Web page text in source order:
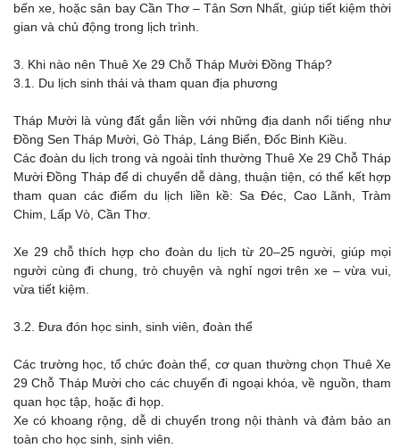
bến xe, hoặc sân bay Cần Thơ – Tân Sơn Nhất, giúp tiết kiệm thời
gian và chủ động trong lịch trình.
3. Khi nào nên Thuê Xe 29 Chỗ Tháp Mười Đồng Tháp?
3.1. Du lịch sinh thái và tham quan địa phương
Tháp Mười là vùng đất gắn liền với những địa danh nổi tiếng như
Đồng Sen Tháp Mười, Gò Tháp, Láng Biển, Đốc Binh Kiều.
Các đoàn du lịch trong và ngoài tỉnh thường Thuê Xe 29 Chỗ Tháp
Mười Đồng Tháp để di chuyển dễ dàng, thuận tiện, có thể kết hợp
tham quan các điểm du lịch liền kề: Sa Đéc, Cao Lãnh, Tràm
Chim, Lấp Vò, Cần Thơ.
Xe 29 chỗ thích hợp cho đoàn du lịch từ 20–25 người, giúp mọi
người cùng đi chung, trò chuyện và nghỉ ngơi trên xe – vừa vui,
vừa tiết kiệm.
3.2. Đưa đón học sinh, sinh viên, đoàn thể
Các trường học, tổ chức đoàn thể, cơ quan thường chọn Thuê Xe
29 Chỗ Tháp Mười cho các chuyến đi ngoại khóa, về nguồn, tham
quan học tập, hoặc đi họp.
Xe có khoang rộng, dễ di chuyển trong nội thành và đảm bảo an
toàn cho học sinh, sinh viên.